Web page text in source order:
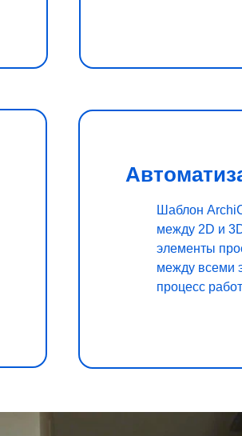
Шаблон
между 2D и
элементы
между всеми
процесс